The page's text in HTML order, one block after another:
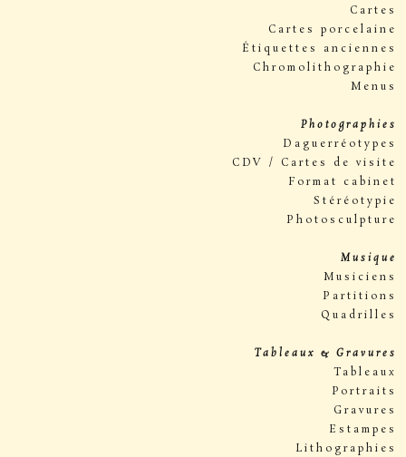
Cartes
Cartes porcelaine
Étiquettes anciennes
Chromolithographie
Menus
Photographies
Daguerréotypes
CDV / Cartes de visite
Format cabinet
Stéréotypie
Photosculpture
Musique
Musiciens
Partitions
Quadrilles
Tableaux & Gravures
Tableaux
Portraits
Gravures
Estampes
Lithographies